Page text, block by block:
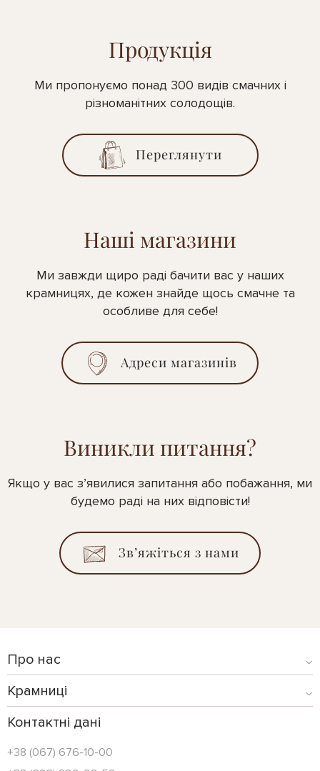
Продукція
Ми пропонуємо понад 300 видів смачних і
різноманітних солодощів.
Переглянути
Наші магазини
Ми завжди щиро раді бачити вас у наших
крамницях, де кожен знайде щось смачне та
особливе для себе!
Адреси магазинів
Виникли питання?
Якщо у вас з’явилися запитання або побажання, ми
будемо раді на них відповісти!
Зв’яжіться з нами
Про нас
Крамниці
Контактні дані
+38 (067) 676-10-00